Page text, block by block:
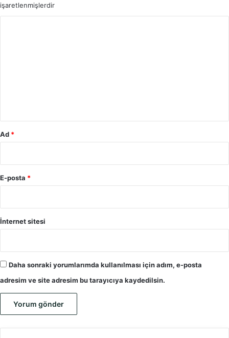
işaretlenmişlerdir
Ad *
E-posta *
İnternet sitesi
Daha sonraki yorumlarımda kullanılması için adım, e-posta
adresim ve site adresim bu tarayıcıya kaydedilsin.